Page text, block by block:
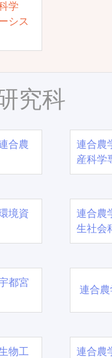
学
シス
究科
合農
連合農
産科学
境資
連合農
生社会
都宮
連合
物工
連合農